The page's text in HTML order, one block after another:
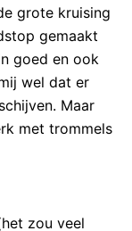
grote kruising
gemaakt
goed en ook
wel dat er
Maar
met trommels
zou veel